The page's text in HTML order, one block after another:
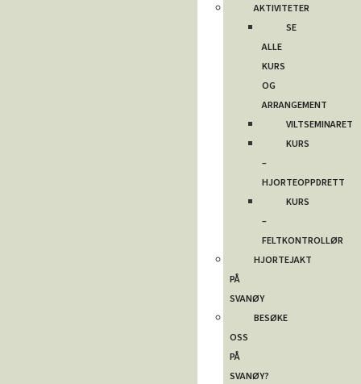
AKTIVITETER
SE
ALLE
KURS
OG
ARRANGEMENT
VILTSEMINARET
KURS
–
HJORTEOPPDRETT
KURS
–
FELTKONTROLLØR
HJORTEJAKT
PÅ
SVANØY
BESØKE
OSS
PÅ
SVANØY?